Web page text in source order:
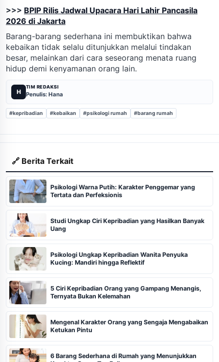
>>> BPIP Rilis Jadwal Upacara Hari Lahir Pancasila
2026 di Jakarta
Barang-barang sederhana ini membuktikan bahwa
kebaikan tidak selalu ditunjukkan melalui tindakan
besar, melainkan dari cara seseorang menata ruang
hidup demi kenyamanan orang lain.
H
TIM REDAKSI
Penulis: Hana
#kepribadian #kebaikan #psikologi rumah #barang rumah
🔗 Berita Terkait
Psikologi Warna Putih: Karakter Penggemar yang
Tertata dan Perfeksionis
Studi Ungkap Ciri Kepribadian yang Hasilkan Banyak
Uang
Psikologi Ungkap Kepribadian Wanita Penyuka
Kucing: Mandiri hingga Reflektif
5 Ciri Kepribadian Orang yang Gampang Menangis,
Ternyata Bukan Kelemahan
Mengenal Karakter Orang yang Sengaja Mengabaikan
Ketukan Pintu
6 Barang Sederhana di Rumah yang Menunjukkan